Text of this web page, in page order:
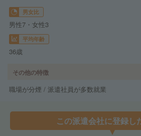
男女比
男性7・女性3
平均年齢
36歳
その他の特徴
職場が分煙 / 派遣社員が多数就業
この派遣会社に登録し